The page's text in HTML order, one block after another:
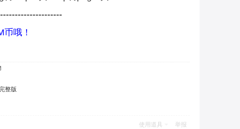
-----
哦！
整版
使用道具 举报